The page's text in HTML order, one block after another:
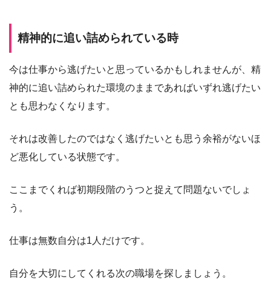
精神的に追い詰められている時
今は仕事から逃げたいと思っているかもしれませんが、精
神的に追い詰められた環境のままであればいずれ逃げたい
とも思わなくなります。
それは改善したのではなく逃げたいとも思う余裕がないほ
ど悪化している状態です。
ここまでくれば初期段階のうつと捉えて問題ないでしょ
う。
仕事は無数自分は1人だけです。
自分を大切にしてくれる次の職場を探しましょう。